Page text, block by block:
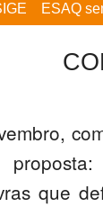
ESAQ
que